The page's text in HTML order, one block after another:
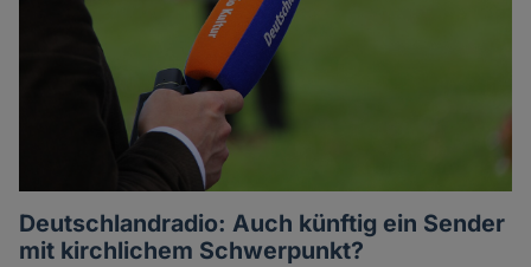
Deutschlandradio: Auch künftig ein Sender
mit kirchlichem Schwerpunkt?